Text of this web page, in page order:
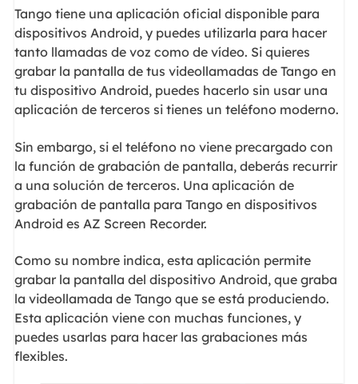
Tango tiene una aplicación oficial disponible para
dispositivos Android, y puedes utilizarla para hacer
tanto llamadas de voz como de vídeo. Si quieres
grabar la pantalla de tus videollamadas de Tango en
tu dispositivo Android, puedes hacerlo sin usar una
aplicación de terceros si tienes un teléfono moderno.
Sin embargo, si el teléfono no viene precargado con
la función de grabación de pantalla, deberás recurrir
a una solución de terceros. Una aplicación de
grabación de pantalla para Tango en dispositivos
Android es AZ Screen Recorder.
Como su nombre indica, esta aplicación permite
grabar la pantalla del dispositivo Android, que graba
la videollamada de Tango que se está produciendo.
Esta aplicación viene con muchas funciones, y
puedes usarlas para hacer las grabaciones más
flexibles.